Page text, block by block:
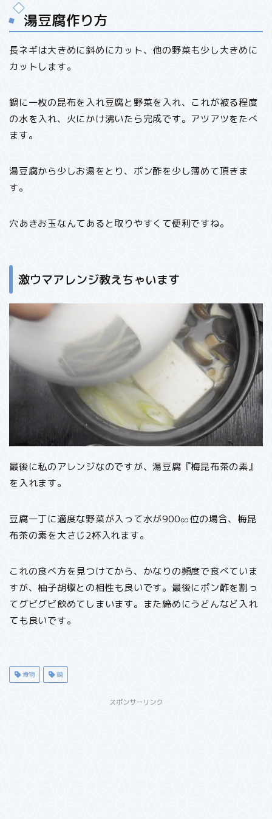
湯豆腐作り方
長ネギは大きめに斜めにカット、他の野菜も少し大きめに
カットします。
鍋に一枚の昆布を入れ豆腐と野菜を入れ、これが被る程度
の水を入れ、火にかけ沸いたら完成です。アツアツをたべ
ます。
湯豆腐から少しお湯をとり、ポン酢を少し薄めて頂きま
す。
穴あきお玉なんてあると取りやすくて便利ですね。
激ウマアレンジ教えちゃいます
最後に私のアレンジなのですが、湯豆腐『梅昆布茶の素』
を入れます。
豆腐一丁に適度な野菜が入って水が900㏄位の場合、梅昆
布茶の素を大さじ2杯入れます。
これの食べ方を見つけてから、かなりの頻度で食べていま
すが、柚子胡椒との相性も良いです。最後にポン酢を割っ
てグビグビ飲めてしまいます。また締めにうどんなど入れ
ても良いです。
煮物 鍋
スポンサーリンク